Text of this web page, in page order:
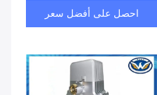
احصل على أفضل سعر